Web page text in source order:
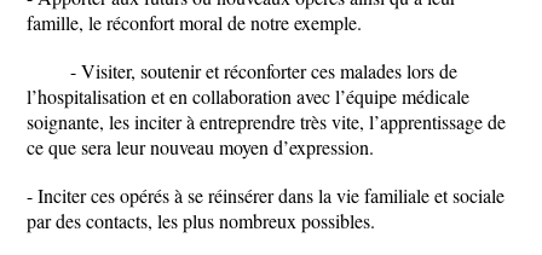
famille, le réconfort moral de notre exemple.
- Visiter, soutenir et réconforter ces malades lors de
l’hospitalisation et en collaboration avec l’équipe médicale
soignante, les inciter à entreprendre très vite, l’apprentissage de
ce que sera leur nouveau moyen d’expression.
- Inciter ces opérés à se réinsérer dans la vie familiale et sociale
par des contacts, les plus nombreux possibles.